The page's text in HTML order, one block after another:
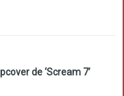
de ‘Scream 7’